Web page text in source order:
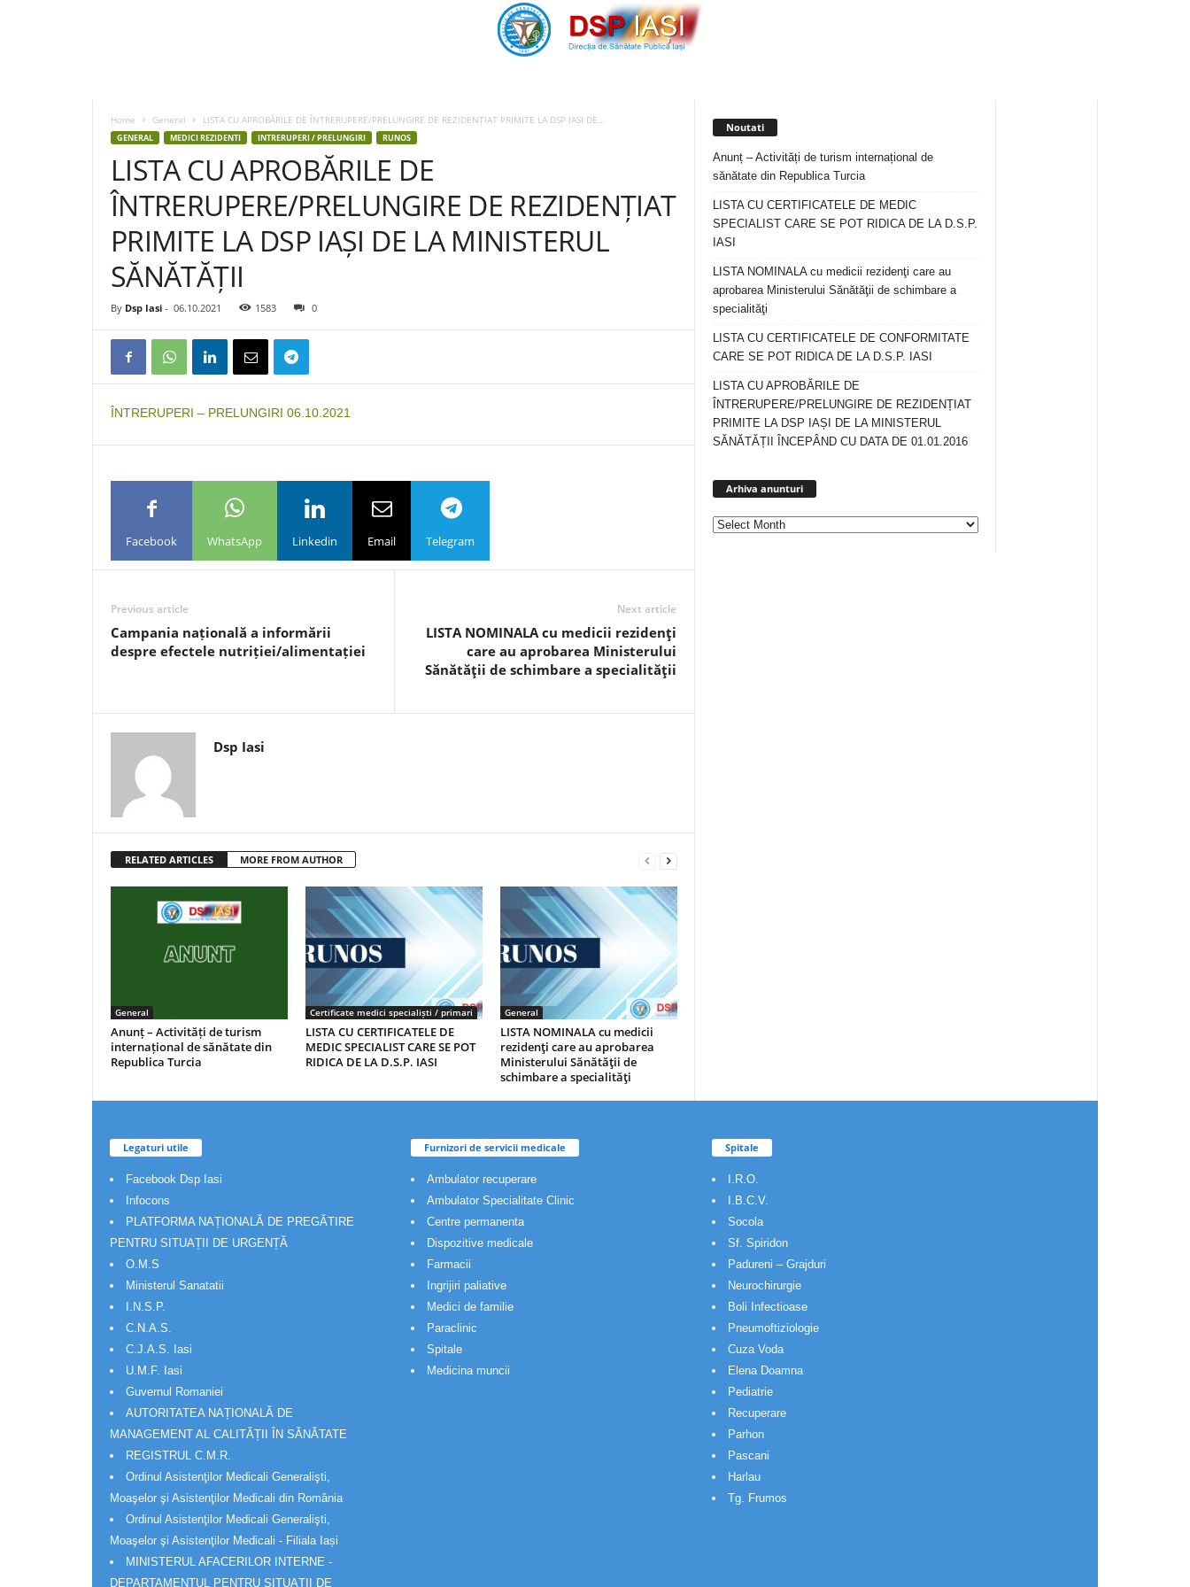
P
Home General LISTA CU APROBĂRILE DE ÎNTRERUPERE/PRELUNGIRE DE REZIDENȚIAT PRIMITE LA DSP IAȘI DE...
GENERAL MEDICI REZIDENTI INTRERUPERI / PRELUNGIRI RUNOS
LISTA CU APROBĂRILE DE
ÎNTRERUPERE/PRELUNGIRE DE REZIDENȚIAT
PRIMITE LA DSP IAȘI DE LA MINISTERUL
SĂNĂTĂȚII
By Dsp Iasi - 06.10.2021 1583 0
ÎNTRERUPERI – PRELUNGIRI 06.10.2021
Facebook WhatsApp Linkedin Email Telegram
Previous article
Campania națională a informării
despre efectele nutriției/alimentației
Next article
LISTA NOMINALA cu medicii rezidenţi
care au aprobarea Ministerului
Sănătăţii de schimbare a specialităţii
Dsp Iasi
RELATED ARTICLES MORE FROM AUTHOR
General
Anunț – Activități de turism
internațional de sănătate din
Republica Turcia
Certificate medici specialiști / primari
LISTA CU CERTIFICATELE DE
MEDIC SPECIALIST CARE SE POT
RIDICA DE LA D.S.P. IASI
General
LISTA NOMINALA cu medicii
rezidenţi care au aprobarea
Ministerului Sănătăţii de
schimbare a specialităţi
Noutati
Anunț – Activități de turism internațional de
sănătate din Republica Turcia
LISTA CU CERTIFICATELE DE MEDIC
SPECIALIST CARE SE POT RIDICA DE LA D.S.P.
IASI
LISTA NOMINALA cu medicii rezidenţi care au
aprobarea Ministerului Sănătăţii de schimbare a
specialităţi
LISTA CU CERTIFICATELE DE CONFORMITATE
CARE SE POT RIDICA DE LA D.S.P. IASI
LISTA CU APROBĂRILE DE
ÎNTRERUPERE/PRELUNGIRE DE REZIDENȚIAT
PRIMITE LA DSP IAȘI DE LA MINISTERUL
SĂNĂTĂȚII ÎNCEPÂND CU DATA DE 01.01.2016
Arhiva anunturi
Legaturi utile
Facebook Dsp Iasi
Infocons
PLATFORMA NAȚIONALĂ DE PREGĂTIRE
PENTRU SITUAȚII DE URGENȚĂ
O.M.S
Ministerul Sanatatii
I.N.S.P.
C.N.A.S.
C.J.A.S. Iasi
U.M.F. Iasi
Guvernul Romaniei
AUTORITATEA NAȚIONALĂ DE
MANAGEMENT AL CALITĂȚII ÎN SĂNĂTATE
REGISTRUL C.M.R.
Ordinul Asistenţilor Medicali Generalişti,
Moaşelor şi Asistenţilor Medicali din România
Ordinul Asistenţilor Medicali Generalişti,
Moaşelor şi Asistenţilor Medicali - Filiala Iași
MINISTERUL AFACERILOR INTERNE -
DEPARTAMENTUL PENTRU SITUAȚII DE
Furnizori de servicii medicale
Ambulator recuperare
Ambulator Specialitate Clinic
Centre permanenta
Dispozitive medicale
Farmacii
Ingrijiri paliative
Medici de familie
Paraclinic
Spitale
Medicina muncii
Spitale
I.R.O.
I.B.C.V.
Socola
Sf. Spiridon
Padureni – Grajduri
Neurochirurgie
Boli Infectioase
Pneumoftiziologie
Cuza Voda
Elena Doamna
Pediatrie
Recuperare
Parhon
Pascani
Harlau
Tg. Frumos